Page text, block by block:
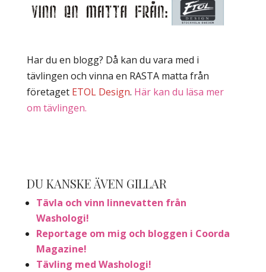
Har du en blogg? Då kan du vara med i
tävlingen och vinna en RASTA matta från
företaget ETOL Design. Här kan du läsa mer
om tävlingen.
DU KANSKE ÄVEN GILLAR
Tävla och vinn linnevatten från
Washologi!
Reportage om mig och bloggen i Coorda
Magazine!
Tävling med Washologi!